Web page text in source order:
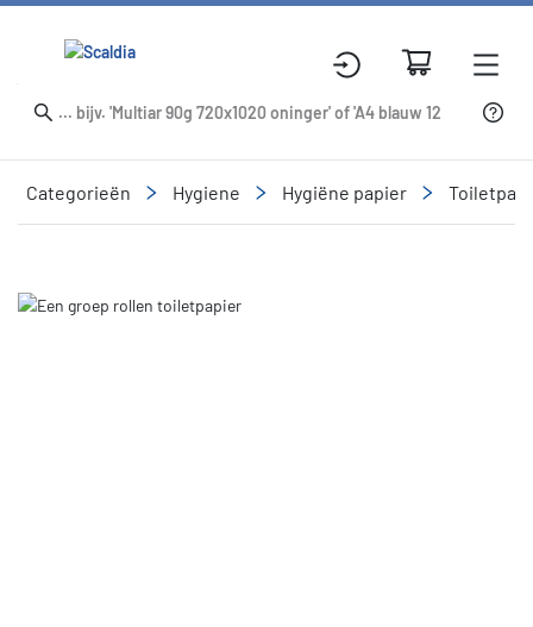
Categorieën Hygiene Hygiëne papier
Slide 1 of 1